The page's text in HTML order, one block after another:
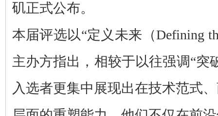
矶正式公布。
本届评选以“定义未来（Defining
主办方指出，相较于以往强调“突
入选者更集中展现出在技术范式